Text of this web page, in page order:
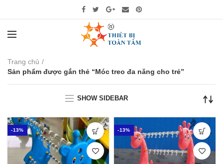
Trang chủ
Sản phẩm được gắn thẻ “Móc treo đa năng cho trẻ”
SHOW SIDEBAR
-13% -13%